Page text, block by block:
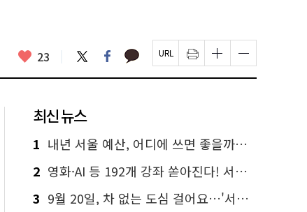
좋
요
23 트
위
터
페
이
스
카
카 페
이
지
인
쇄
하
글
자
크
하
기
글
자
크
하
최신 뉴스
1 내년 서울 예산, 어디에 쓰면 좋을까요? 온라인 투표
2 영화·AI 등 192개 강좌 쏟아진다! 서울시민대학 선착순 신청
3 9월 20일, 차 없는 도심 걸어요…'서울 걷자 페스티벌' 선착순 5천명